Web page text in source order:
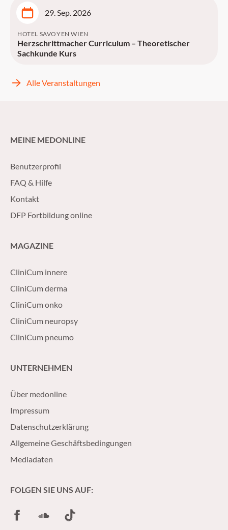
29. Sep. 2026
HOTEL SAVOYEN WIEN
Herzschrittmacher Curriculum – Theoretischer
Sachkunde Kurs
Alle Veranstaltungen
MEINE MEDONLINE
Benutzerprofil
FAQ & Hilfe
Kontakt
DFP Fortbildung online
MAGAZINE
CliniCum innere
CliniCum derma
CliniCum onko
CliniCum neuropsy
CliniCum pneumo
UNTERNEHMEN
Über medonline
Impressum
Datenschutzerklärung
Allgemeine Geschäftsbedingungen
Mediadaten
FOLGEN SIE UNS AUF:
FacebookSoundCloud
TikTok